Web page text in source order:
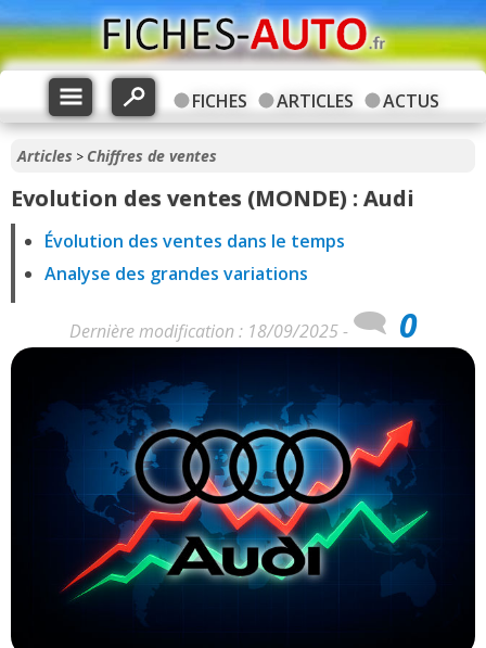
FICHES ARTICLES ACTUS
Articles > Chiffres de ventes
Evolution des ventes (MONDE) : Audi
Évolution des ventes dans le temps
Analyse des grandes variations
Dernière modification : 18/09/2025 - 0